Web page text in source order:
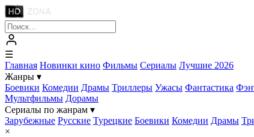
☰
Главная Новинки кино Фильмы Сериалы Лучшие 2026
Жанры ▾
Боевики Комедии Драмы Триллеры Ужасы Фантастика
Мультфильмы Дорамы
Сериалы по жанрам ▾
Зарубежные Русские Турецкие Боевики Комедии Драмы
×